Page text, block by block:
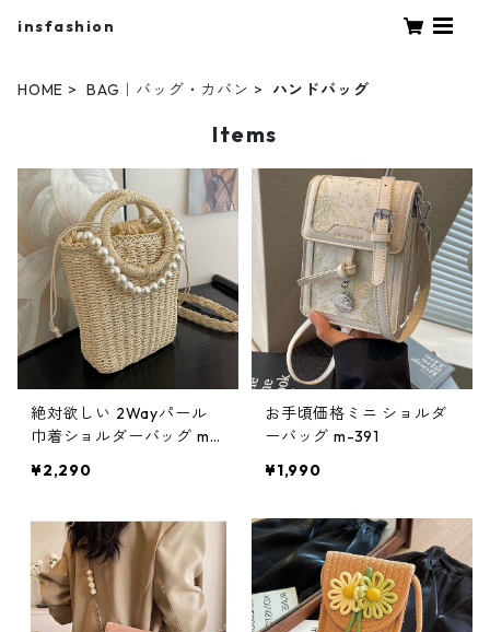
insfashion
HOME BAG｜バッグ・カバン ハンドバッグ
Items
絶対欲しい 2Wayパール
巾着ショルダーバッグ m-
¥2,290
お手頃価格ミニ ショルダ
ーバッグ m-391
¥1,990